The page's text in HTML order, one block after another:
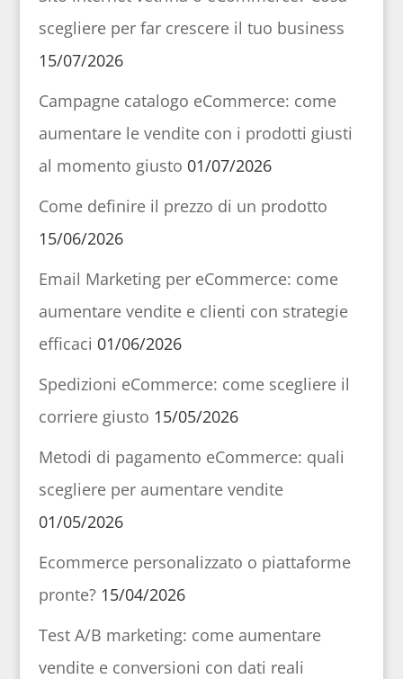
scegliere per far crescere il tuo business
15/07/2026
Campagne catalogo eCommerce: come
aumentare le vendite con i prodotti giusti
al momento giusto 01/07/2026
Come definire il prezzo di un prodotto
15/06/2026
Email Marketing per eCommerce: come
aumentare vendite e clienti con strategie
efficaci 01/06/2026
Spedizioni eCommerce: come scegliere il
corriere giusto 15/05/2026
Metodi di pagamento eCommerce: quali
scegliere per aumentare vendite
01/05/2026
Ecommerce personalizzato o piattaforme
pronte? 15/04/2026
Test A/B marketing: come aumentare
vendite e conversioni con dati reali